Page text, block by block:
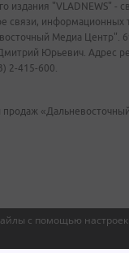
с помощью
издания "VLADNEWS"
связи, информационных
Медиа Центр".
Юрьевич. Адрес
2-415-600.